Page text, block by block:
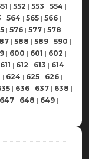
| 552 | 553 | 554 |
| 564 | 565 | 566 |
| 576 | 577 | 578 |
| 588 | 589 | 590 |
| 600 | 601 | 602 |
611 | 612 | 613 | 614 |
| 624 | 625 | 626 |
| 636 | 637 | 638 |
647 | 648 | 649 |